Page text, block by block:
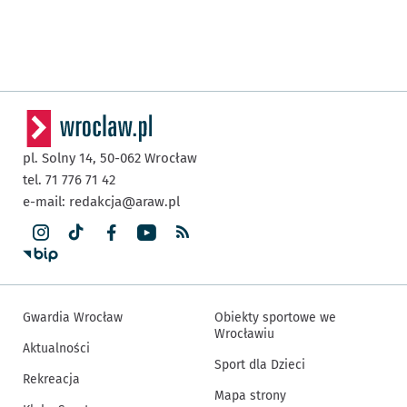
pl. Solny 14, 50-062 Wrocław
tel. 71 776 71 42
e-mail: redakcja@araw.pl
Gwardia Wrocław
Aktualności
Rekreacja
Obiekty sportowe we
Wrocławiu
Sport dla Dzieci
Mapa strony